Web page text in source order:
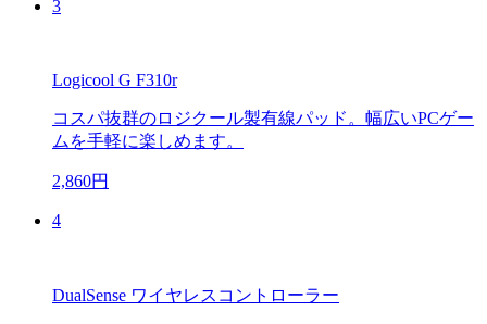
3
Logicool G F310r
コスパ抜群のロジクール製有線パッド。幅広いPCゲー
ムを手軽に楽しめます。
2,860円
4
DualSense ワイヤレスコントローラー